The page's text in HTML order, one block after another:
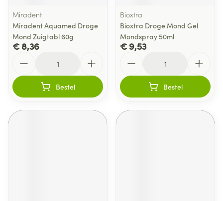
Miradent
Miradent Aquamed Droge
Mond Zuigtabl 60g
€ 8,36
Bestel
Bioxtra
Bioxtra Droge Mond Gel
Mondspray 50ml
€ 9,53
Bestel